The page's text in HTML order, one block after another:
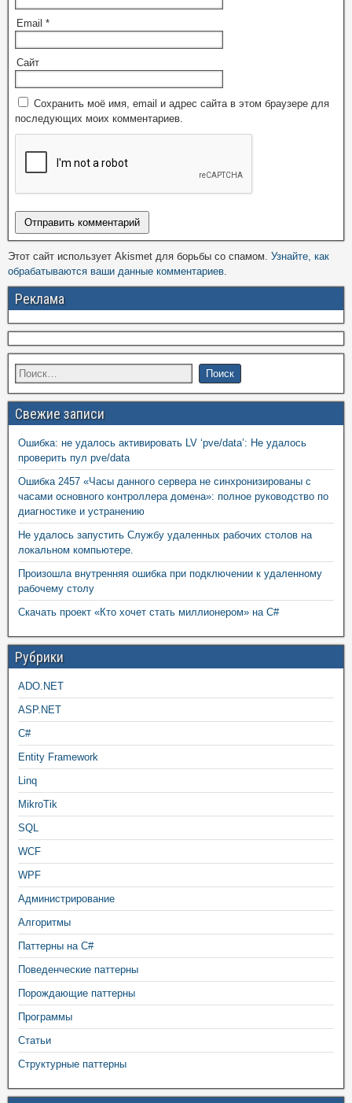
Email *
Сайт
Сохранить моё имя, email и адрес сайта в этом браузере для
последующих моих комментариев.
Этот сайт использует Akismet для борьбы со спамом. Узнайте, как
обрабатываются ваши данные комментариев.
Реклама
Свежие записи
Ошибка: не удалось активировать LV ‘pve/data’: Не удалось
проверить пул pve/data
Ошибка 2457 «Часы данного сервера не синхронизированы с
часами основного контроллера домена»: полное руководство по
диагностике и устранению
Не удалось запустить Службу удаленных рабочих столов на
локальном компьютере.
Произошла внутренняя ошибка при подключении к удаленному
рабочему столу
Скачать проект «Кто хочет стать миллионером» на C#
Рубрики
ADO.NET
ASP.NET
C#
Entity Framework
Linq
MikroTik
SQL
WCF
WPF
Администрирование
Алгоритмы
Паттерны на C#
Поведенческие паттерны
Порождающие паттерны
Программы
Статьи
Структурные паттерны